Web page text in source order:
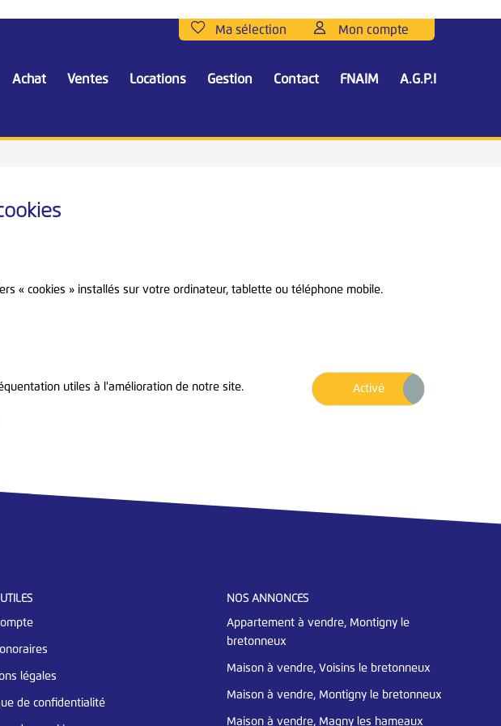
Achat Ventes Locations Gestion Contact FNAIM A.G.P.I
« cookies » installés sur votre ordinateur, tablette ou téléphone mobile.
utiles à l'amélioration de notre site.
Activé
légales
de confidentialité
NOS ANNONCES
Appartement à vendre, Montigny le
bretonneux
Maison à vendre, Voisins le bretonneux
Maison à vendre, Montigny le bretonneux
Maison à vendre, Magny les hameaux